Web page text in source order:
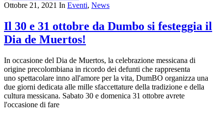
Ottobre 21, 2021 In Eventi, News
Il 30 e 31 ottobre da Dumbo si festeggia il
Dia de Muertos!
In occasione del Dia de Muertos, la celebrazione messicana di
origine precolombiana in ricordo dei defunti che rappresenta
uno spettacolare inno all'amore per la vita, DumBO organizza una
due giorni dedicata alle mille sfaccettature della tradizione e della
cultura messicana. Sabato 30 e domenica 31 ottobre avrete
l'occasione di fare